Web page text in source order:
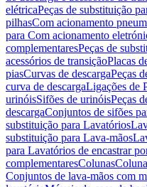
elétricaPeças de substituição
pilhasCom acionamento
para Com acionamento
complementaresPeças de
acessórios de transiçãoPlacas
piasCurvas de descargaPeças
curva de descargaLigações de
urinóisSifões de urinóisPeças
descargaConjuntos de sifões
substituição para Lavatórios
substituição para Lava-mãos
para Lavatórios de encastrar
complementaresColunas
Conjuntos de lava-mãos com